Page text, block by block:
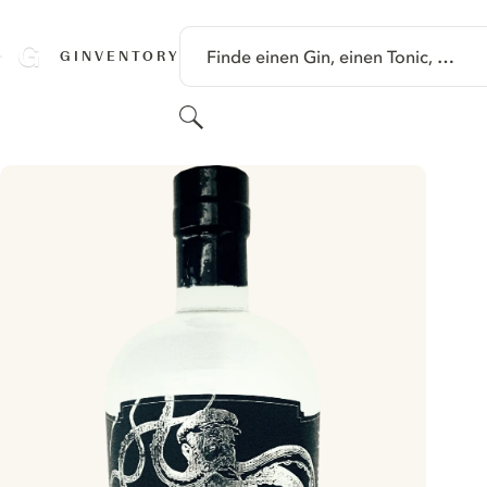
GINVENTORY Finde einen Gin, einen Tonic, …
Suchen